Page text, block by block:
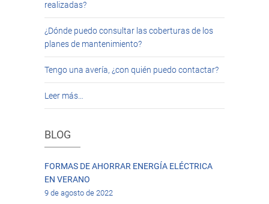
realizadas?
¿Dónde puedo consultar las coberturas de los
planes de mantenimiento?
Tengo una avería, ¿con quién puedo contactar?
Leer más…
BLOG
FORMAS DE AHORRAR ENERGÍA ELÉCTRICA
EN VERANO
9 de agosto de 2022